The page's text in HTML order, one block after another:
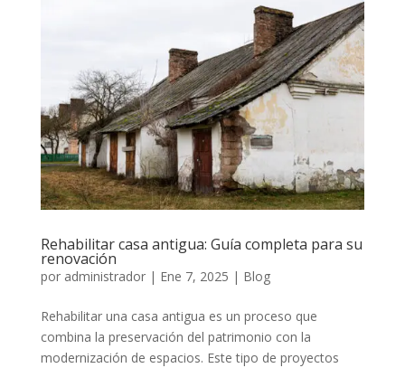
Rehabilitar casa antigua: Guía completa para su
renovación
por administrador| Ene 7, 2025 | Blog
Rehabilitar una casa antigua es un proceso que
combina la preservación del patrimonio con la
modernización de espacios. Este tipo de proyectos